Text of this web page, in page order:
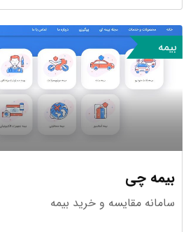
اپلیکیشن
69 استارتاپ
سفر و گردشگری
بیمه
بیمه چی
سامانه مقایسه و خرید بیمه